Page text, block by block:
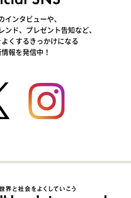
インタビューや、
ンド、プレゼント告知など、
くするきっかけになる
報を発信中！